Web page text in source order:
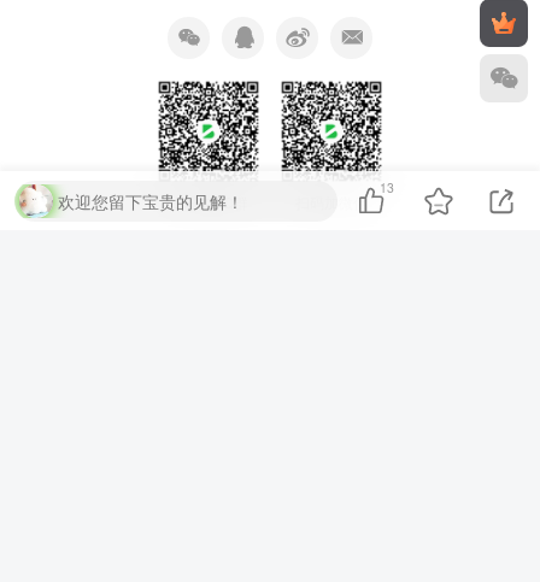
扫码加QQ群 扫码加微信
欢迎您留下宝贵的见解！
13